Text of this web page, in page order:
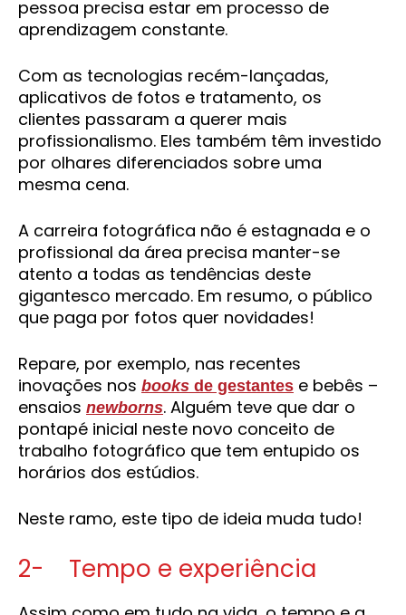
pessoa precisa estar em processo de
aprendizagem constante.
Com as tecnologias recém-lançadas,
aplicativos de fotos e tratamento, os
clientes passaram a querer mais
profissionalismo. Eles também têm investido
por olhares diferenciados sobre uma
mesma cena.
A carreira fotográfica não é estagnada e o
profissional da área precisa manter-se
atento a todas as tendências deste
gigantesco mercado. Em resumo, o público
que paga por fotos quer novidades!
Repare, por exemplo, nas recentes
inovações nos books de gestantes e bebês –
ensaios newborns. Alguém teve que dar o
pontapé inicial neste novo conceito de
trabalho fotográfico que tem entupido os
horários dos estúdios.
Neste ramo, este tipo de ideia muda tudo!
2- Tempo e experiência